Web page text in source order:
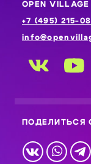
OPEN VILLAGE
+7 (495) 215-
ПОДЕЛИТЬСЯ